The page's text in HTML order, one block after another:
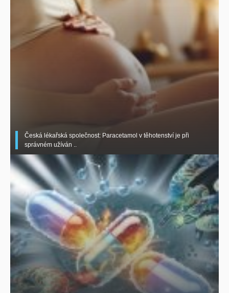
Česká lékařská společnost: Paracetamol v těhotenství je při
správném užíván ..